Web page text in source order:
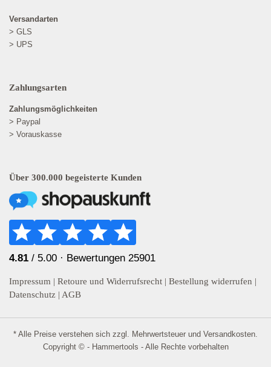
Versandarten
> GLS
> UPS
Zahlungsarten
Zahlungsmöglichkeiten
> Paypal
> Vorauskasse
Über 300.000 begeisterte Kunden
4.81 / 5.00 · Bewertungen 25901
Impressum | Retoure und Widerrufsrecht | Bestellung widerrufen |
Datenschutz | AGB
* Alle Preise verstehen sich zzgl. Mehrwertsteuer und Versandkosten.
Copyright © - Hammertools - Alle Rechte vorbehalten